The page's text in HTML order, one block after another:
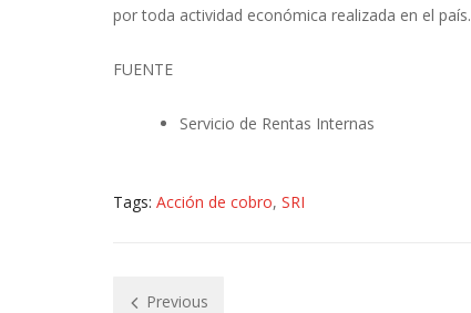
por toda actividad económica realizada en el país.
FUENTE
Servicio de Rentas Internas
Tags: Acción de cobro, SRI
Previous